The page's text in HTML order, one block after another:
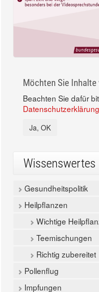
Möchten Sie
Beachten Sie dafür
Datenschutzerklärung
Ja, OK
Wissenswertes
Gesundheitspolitik
Heilpflanzen
Wichtige
Teemischungen
Richtig zubereitet
Pollenflug
Impfungen